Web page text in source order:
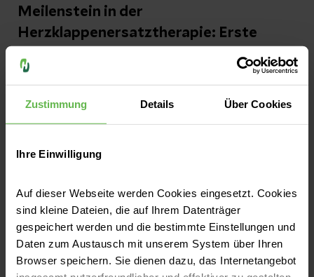
Zustimmung Details Über Cookies
Ihre Einwilligung
Auf dieser Webseite werden Cookies eingesetzt. Cookies
sind kleine Dateien, die auf Ihrem Datenträger
gespeichert werden und die bestimmte Einstellungen und
Daten zum Austausch mit unserem System über Ihren
Browser speichern. Sie dienen dazu, das Internetangebot
Meilenstein in der
Herzklappenersatztherapie: Erste
kathetergestützt implantiert
In der Helios Klinik für Herzchirurgie Karlsruhe
hat das Karlsruher Heart Team erstmals eine
besonders schonend via Katheter-Technik
(minimalinvasiv) implantiert.
Jetzt lesen